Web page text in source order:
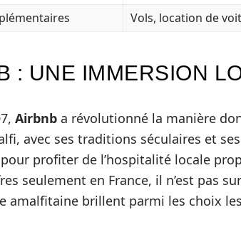
Vols, location de
: UNE IMMERSION
Airbnb a révolutionné la manière
avec ses traditions séculaires et
profiter de l’hospitalité locale
seulement en France, il n’est pas
amalfitaine brillent parmi les choix